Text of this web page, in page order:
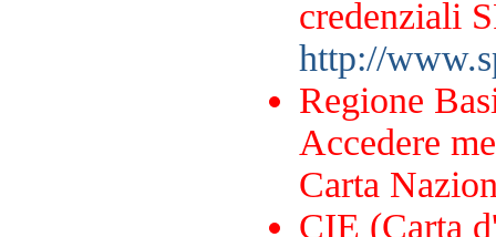
credenziali
http://
Regione
Accedere
Carta
CIE (Carta